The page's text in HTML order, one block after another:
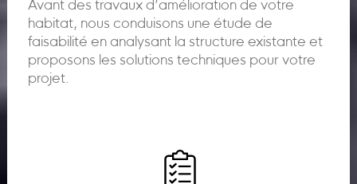
Avant des travaux d’amélioration de votre
habitat, nous conduisons une étude de
faisabilité en analysant la structure existante et
proposons les solutions techniques pour votre
projet.